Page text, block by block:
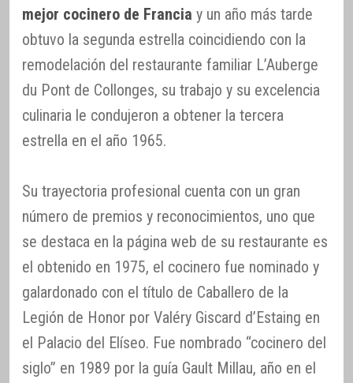
mejor cocinero de Francia y un año más tarde
obtuvo la segunda estrella coincidiendo con la
remodelación del restaurante familiar L’Auberge
du Pont de Collonges, su trabajo y su excelencia
culinaria le condujeron a obtener la tercera
estrella en el año 1965.
Su trayectoria profesional cuenta con un gran
número de premios y reconocimientos, uno que
se destaca en la página web de su restaurante es
el obtenido en 1975, el cocinero fue nominado y
galardonado con el título de Caballero de la
Legión de Honor por Valéry Giscard d’Estaing en
el Palacio del Elíseo. Fue nombrado “cocinero del
siglo” en 1989 por la guía Gault Millau, año en el